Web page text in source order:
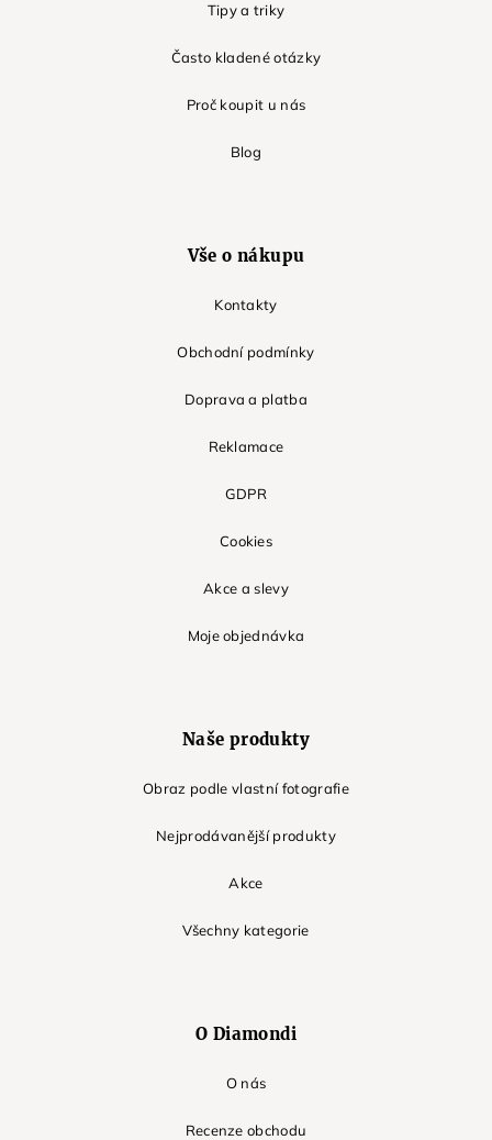
Tipy a triky
Často kladené otázky
Proč koupit u nás
Blog
Vše o nákupu
Kontakty
Obchodní podmínky
Doprava a platba
Reklamace
GDPR
Cookies
Akce a slevy
Moje objednávka
Naše produkty
Obraz podle vlastní fotografie
Nejprodávanější produkty
Akce
Všechny kategorie
O Diamondi
O nás
Recenze obchodu